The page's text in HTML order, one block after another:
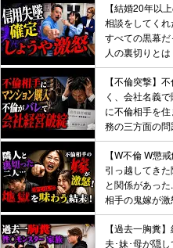
【結婚20年以
相談をしてくれ
すべての黒幕
人の裏切りとは
【不倫突撃】
く、会社名義
に不倫相手を
務の三方面の
【W不倫 W懲
引っ越してき
と関係があっ
相手の鬼嫁が激
【過去一胸糞
夫･妹･母が隠